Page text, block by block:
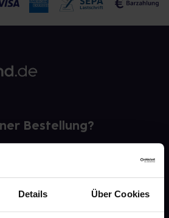
Details Über Cookies
Bestellung?